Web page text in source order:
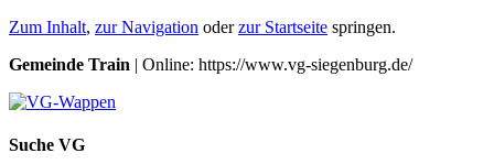
Zum Inhalt, zur Navigation oderzur Startseite springen.
Gemeinde Train | Online: https://www.vg-siegenburg.de/
Suche VG